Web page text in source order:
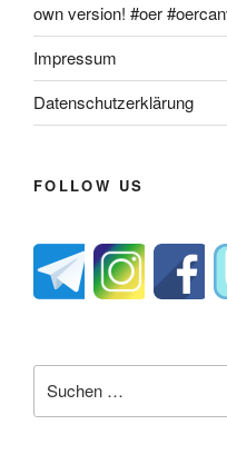
own version! #oer
Impressum
Datenschutzerklärung
FOLLOW US
nach: